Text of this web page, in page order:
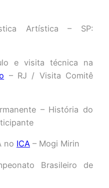
Artística – SP:
e visita técnica na
– RJ / Visita Comitê
– História do
no ICA – Mogi Mirin
Brasileiro de